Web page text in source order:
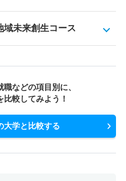
域未来創生コース
職などの項目別に、
比較してみよう！
大学と比較する